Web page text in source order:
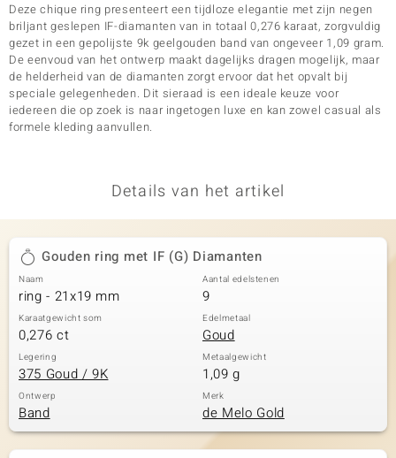
Deze chique ring presenteert een tijdloze elegantie met zijn negen
briljant geslepen IF-diamanten van in totaal 0,276 karaat, zorgvuldig
gezet in een gepolijste 9k geelgouden band van ongeveer 1,09 gram.
De eenvoud van het ontwerp maakt dagelijks dragen mogelijk, maar
de helderheid van de diamanten zorgt ervoor dat het opvalt bij
speciale gelegenheden. Dit sieraad is een ideale keuze voor
iedereen die op zoek is naar ingetogen luxe en kan zowel casual als
formele kleding aanvullen.
Details van het artikel
Gouden ring met IF (G) Diamanten
Naam
ring - 21x19 mm
Aantal edelstenen
9
Karaatgewicht som
0,276 ct
Edelmetaal
Goud
Legering
375 Goud / 9K
Metaalgewicht
1,09 g
Ontwerp
Band
Merk
de Melo Gold